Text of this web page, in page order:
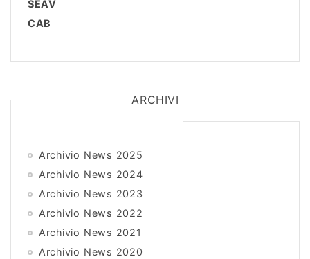
SEAV
CAB
ARCHIVI
Archivio News 2025
Archivio News 2024
Archivio News 2023
Archivio News 2022
Archivio News 2021
Archivio News 2020